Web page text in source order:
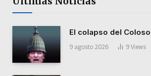
El colapso del Coloso
9 agosto 2026 9 Views